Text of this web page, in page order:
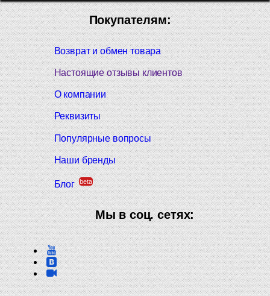
Покупателям:
Возврат и обмен товара
Настоящие отзывы клиентов
О компании
Реквизиты
Популярные вопросы
Наши бренды
Блог beta
Мы в соц. сетях: